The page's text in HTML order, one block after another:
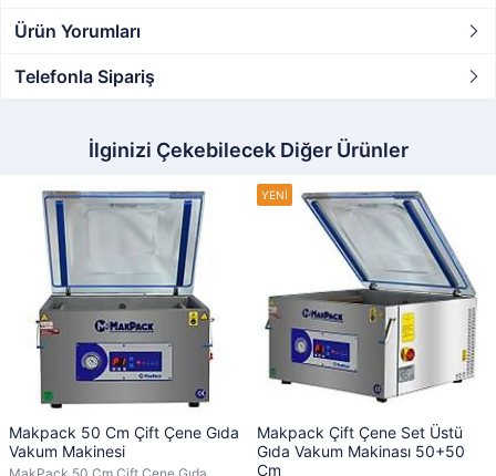
Ürün Yorumları
Telefonla Sipariş
İlginizi Çekebilecek Diğer Ürünler
Makpack 50 Cm Çift Çene Gıda
Vakum Makinesi
Makpack Çift Çene Set Üstü
Gıda Vakum Makinası 50+50
Cm